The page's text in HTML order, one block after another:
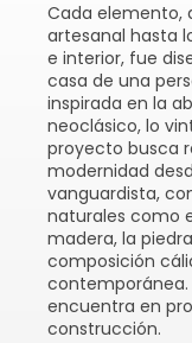
Cada elemento,
artesanal hasta
e interior, fue
casa de una
inspirada en la
neoclásico, lo
proyecto busca
modernidad
vanguardista,
naturales como
madera, la
composición
encuentra en
construcción.